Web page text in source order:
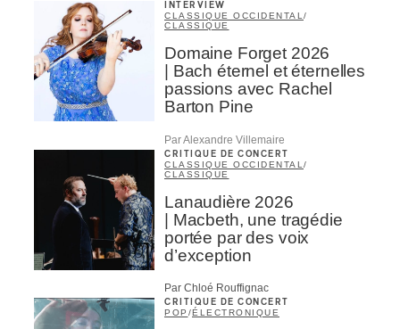
INTERVIEW
CLASSIQUE OCCIDENTAL /
CLASSIQUE
Domaine Forget 2026
| Bach éternel et éternelles
passions avec Rachel
Barton Pine
Par Alexandre Villemaire
CRITIQUE DE CONCERT
CLASSIQUE OCCIDENTAL /
CLASSIQUE
Lanaudière 2026
| Macbeth, une tragédie
portée par des voix
d’exception
Par Chloé Rouffignac
CRITIQUE DE CONCERT
POP /ÉLECTRONIQUE